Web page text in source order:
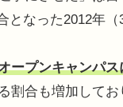
となった2012年
ープンキャンパ
割合も増加して